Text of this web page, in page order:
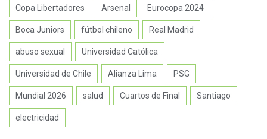
Copa Libertadores Arsenal Eurocopa 2024
Boca Juniors fútbol chileno Real Madrid
abuso sexual Universidad Católica
Universidad de Chile Alianza Lima PSG
Mundial 2026 salud Cuartos de Final Santiago
electricidad